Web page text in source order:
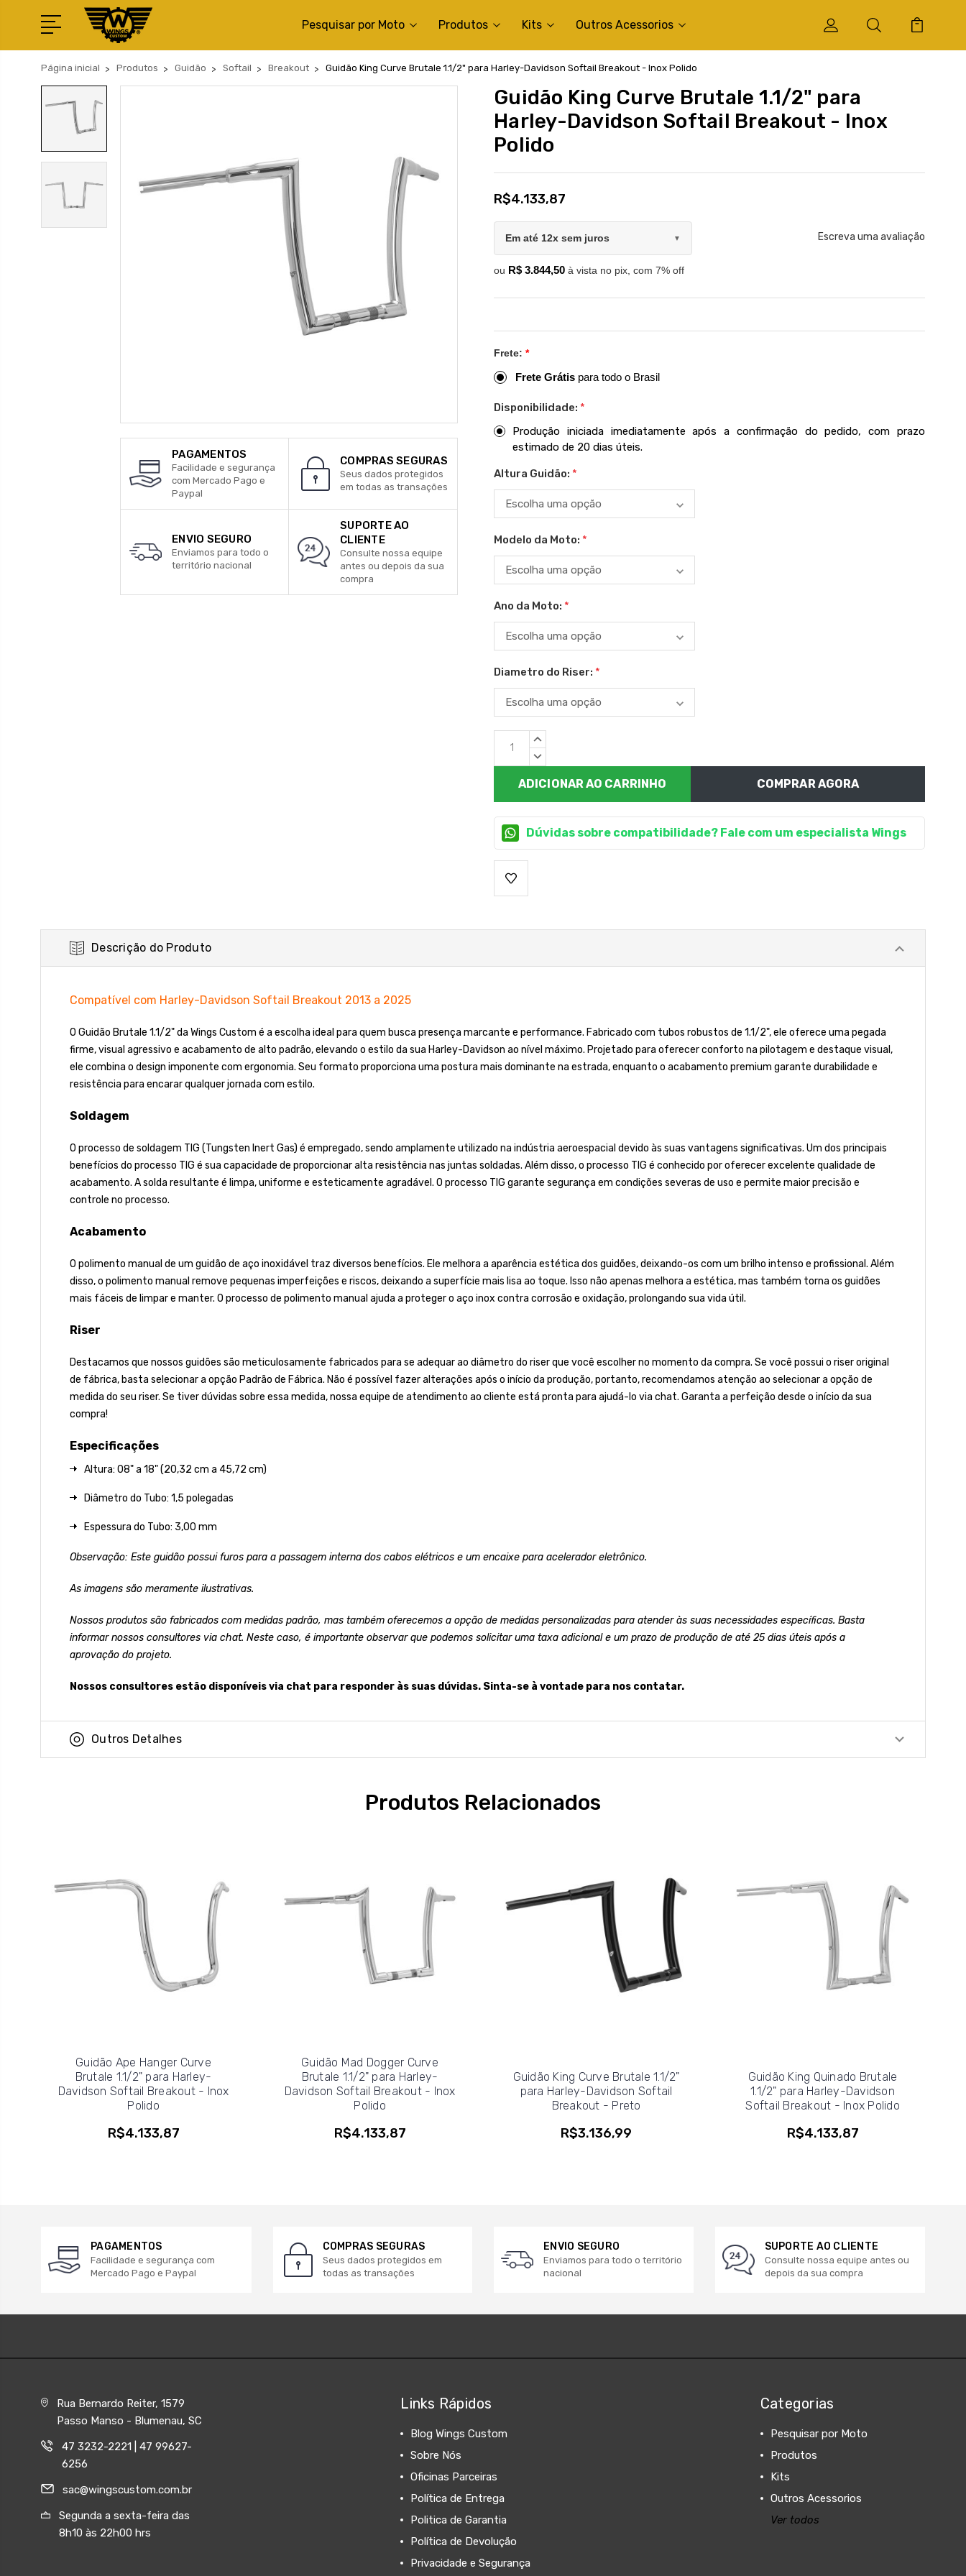
Pesquisar por Moto Produtos Kits Outros Acessorios
Página inicial Produtos Guidão Softail Breakout Guidão King Curve Brutale 1.1/2" para Harley-Davidson Softail Breakout - Inox Polido
PAGAMENTOS
Facilidade e segurança
com Mercado Pago e
Paypal
COMPRAS SEGURAS
Seus dados protegidos
em todas as transações
ENVIO SEGURO
Enviamos para todo o
território nacional
SUPORTE AO
CLIENTE
Consulte nossa equipe
antes ou depois da sua
compra
Guidão King Curve Brutale 1.1/2" para
Harley-Davidson Softail Breakout - Inox
Polido
R$4.133,87
Em até 12x sem juros ▼
ou R$ 3.844,50 à vista no pix, com 7% off
Escreva uma avaliação
Frete: *
Frete Grátis para todo o Brasil
Disponibilidade: *
Produção iniciada imediatamente após a confirmação do pedido, com prazo
estimado de 20 dias úteis.
Altura Guidão: *
Modelo da Moto: *
Ano da Moto: *
Diametro do Riser: *
Estoque
atual:
QUANTIDADE
QUANTIDADE
COMPRAR AGORA
Dúvidas sobre compatibilidade? Fale com um especialista Wings
Descrição do Produto
Compatível com Harley-Davidson Softail Breakout 2013 a 2025
O Guidão Brutale 1.1/2" da Wings Custom é a escolha ideal para quem busca presença marcante e performance. Fabricado com tubos robustos de 1.1/2", ele oferece uma pegada
firme, visual agressivo e acabamento de alto padrão, elevando o estilo da sua Harley-Davidson ao nível máximo. Projetado para oferecer conforto na pilotagem e destaque visual,
ele combina o design imponente com ergonomia. Seu formato proporciona uma postura mais dominante na estrada, enquanto o acabamento premium garante durabilidade e
resistência para encarar qualquer jornada com estilo.
Soldagem
O processo de soldagem TIG (Tungsten Inert Gas) é empregado, sendo amplamente utilizado na indústria aeroespacial devido às suas vantagens significativas. Um dos principais
benefícios do processo TIG é sua capacidade de proporcionar alta resistência nas juntas soldadas. Além disso, o processo TIG é conhecido por oferecer excelente qualidade de
acabamento. A solda resultante é limpa, uniforme e esteticamente agradável. O processo TIG garante segurança em condições severas de uso e permite maior precisão e
controle no processo.
Acabamento
O polimento manual de um guidão de aço inoxidável traz diversos benefícios. Ele melhora a aparência estética dos guidões, deixando-os com um brilho intenso e profissional. Além
disso, o polimento manual remove pequenas imperfeições e riscos, deixando a superfície mais lisa ao toque. Isso não apenas melhora a estética, mas também torna os guidões
mais fáceis de limpar e manter. O processo de polimento manual ajuda a proteger o aço inox contra corrosão e oxidação, prolongando sua vida útil.
Riser
Destacamos que nossos guidões são meticulosamente fabricados para se adequar ao diâmetro do riser que você escolher no momento da compra. Se você possui o riser original
de fábrica, basta selecionar a opção Padrão de Fábrica. Não é possível fazer alterações após o início da produção, portanto, recomendamos atenção ao selecionar a opção de
medida do seu riser. Se tiver dúvidas sobre essa medida, nossa equipe de atendimento ao cliente está pronta para ajudá-lo via chat. Garanta a perfeição desde o início da sua
compra!
Especificações
Altura: 08" a 18" (20,32 cm a 45,72 cm)
Diâmetro do Tubo: 1,5 polegadas
Espessura do Tubo: 3,00 mm
Observação: Este guidão possui furos para a passagem interna dos cabos elétricos e um encaixe para acelerador eletrônico.
As imagens são meramente ilustrativas.
Nossos produtos são fabricados com medidas padrão, mas também oferecemos a opção de medidas personalizadas para atender às suas necessidades específicas. Basta
informar nossos consultores via chat. Neste caso, é importante observar que podemos solicitar uma taxa adicional e um prazo de produção de até 25 dias úteis após a
aprovação do projeto.
Nossos consultores estão disponíveis via chat para responder às suas dúvidas. Sinta-se à vontade para nos contatar.
Outros Detalhes
Produtos Relacionados
Guidão Ape Hanger Curve
Brutale 1.1/2" para Harley-
Davidson Softail Breakout - Inox
Polido
R$4.133,87
Guidão Mad Dogger Curve
Brutale 1.1/2" para Harley-
Davidson Softail Breakout - Inox
Polido
R$4.133,87
Guidão King Curve Brutale 1.1/2"
para Harley-Davidson Softail
Breakout - Preto
R$3.136,99
Guidão King Quinado Brutale
1.1/2" para Harley-Davidson
Softail Breakout - Inox Polido
R$4.133,87
PAGAMENTOS
Facilidade e segurança com
Mercado Pago e Paypal
COMPRAS SEGURAS
Seus dados protegidos em
todas as transações
ENVIO SEGURO
Enviamos para todo o território
nacional
SUPORTE AO CLIENTE
Consulte nossa equipe antes ou
depois da sua compra
Rua Bernardo Reiter, 1579
Passo Manso - Blumenau, SC
47 3232-2221 | 47 99627-
6256
sac@wingscustom.com.br
Segunda a sexta-feira das
8h10 às 22h00 hrs
Links Rápidos
Blog Wings Custom
Sobre Nós
Oficinas Parceiras
Política de Entrega
Politica de Garantia
Política de Devolução
Privacidade e Segurança
Categorias
Pesquisar por Moto
Produtos
Kits
Outros Acessorios
Ver todos